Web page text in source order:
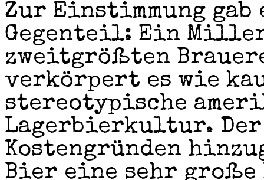
Zur Einstimmung
Gegenteil: Ein Miller
zweitgrößten
verkörpert es wie
stereotypische
Lagerbierkultur.
Kostengründen
Bier eine sehr